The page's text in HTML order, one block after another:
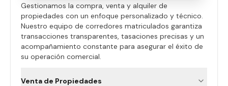
Gestionamos la compra, venta y alquiler de
propiedades con un enfoque personalizado y técnico.
Nuestro equipo de corredores matriculados garantiza
transacciones transparentes, tasaciones precisas y un
acompañamiento constante para asegurar el éxito de
su operación comercial.
Venta de Propiedades